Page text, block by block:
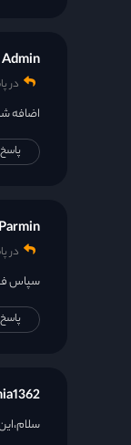
Admin
در
اضافه
پاسخ
Parmin
در
سپاس
پاسخ